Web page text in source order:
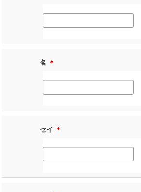
名 ＊
セイ ＊